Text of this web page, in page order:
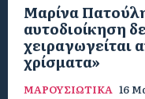
Μαρίνα
αυτοδιοίκηση
χειραγωγείται
χρίσματα»
ΜΑΡΟΥΣΙΩΤΙΚΑ 16